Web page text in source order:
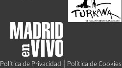
Política de Privacidad | Política de Cookies